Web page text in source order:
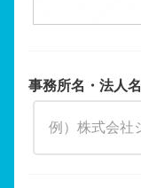
事務所名・法人名